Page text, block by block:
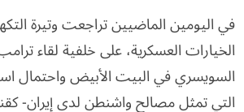
في اليومين الماضيين تراجعت وتيرة
الخيارات العسكرية، على خلفية لقاء
السويسري في البيت الأبيض واحتمال
التي تمثل مصالح واشنطن لدى إيران-